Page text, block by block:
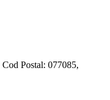
Cod Postal: 077085,